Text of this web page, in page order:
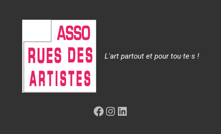
L'art partout et pour tou·te·s !
Facebook
Instagram
LinkedIn